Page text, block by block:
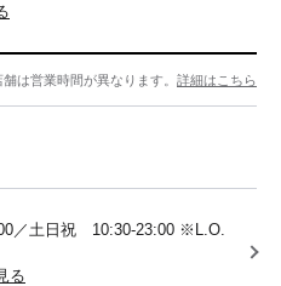
は営業時間が異なります。 詳細はこちら
／土日祝 10:30-23:00 ※L.O.
る